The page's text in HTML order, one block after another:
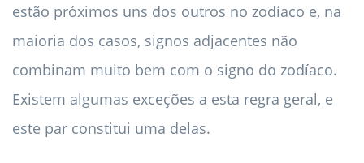
estão próximos uns dos outros no zodíaco e, na
maioria dos casos, signos adjacentes não
combinam muito bem com o signo do zodíaco.
Existem algumas exceções a esta regra geral, e
este par constitui uma delas.